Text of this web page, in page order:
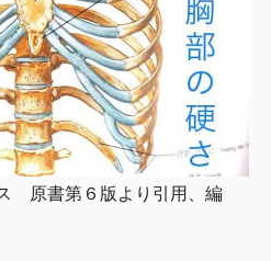
原書第６版より引用、編